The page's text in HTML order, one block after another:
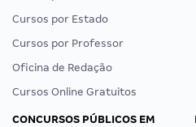
Cursos por Estado
Cursos por Professor
Oficina de Redação
Cursos Online Gratuitos
CONCURSOS PÚBLICOS EM